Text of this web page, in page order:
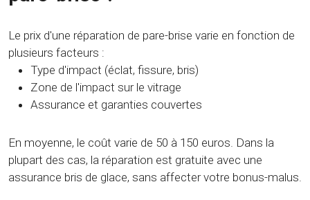
Le prix d'une réparation de pare-brise varie en fonction de
plusieurs facteurs :
Type d'impact (éclat, fissure, bris)
Zone de l'impact sur le vitrage
Assurance et garanties couvertes
En moyenne, le coût varie de 50 à 150 euros. Dans la
plupart des cas, la réparation est gratuite avec une
assurance bris de glace, sans affecter votre bonus-malus.